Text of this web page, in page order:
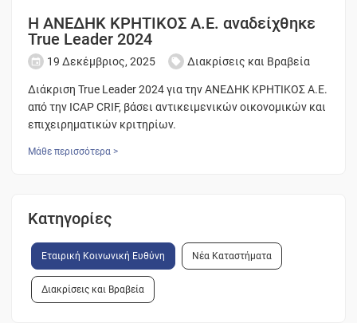
Η ΑΝΕΔΗΚ ΚΡΗΤΙΚΟΣ Α.Ε. αναδείχθηκε
True Leader 2024
19 Δεκέμβριος, 2025 Διακρίσεις και Βραβεία
Διάκριση True Leader 2024 για την ΑΝΕΔΗΚ ΚΡΗΤΙΚΟΣ Α.Ε.
από την ICAP CRIF, βάσει αντικειμενικών οικονομικών και
επιχειρηματικών κριτηρίων.
Μάθε περισσότερα >
Κατηγορίες
Εταιρική Κοινωνική Ευθύνη Νέα Καταστήματα
Διακρίσεις και Βραβεία